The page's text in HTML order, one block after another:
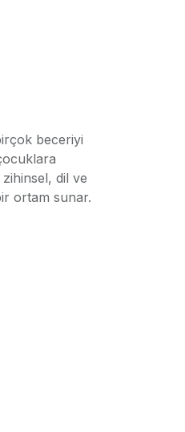
beceriyi
zihinsel, dil ve
ortam sunar.